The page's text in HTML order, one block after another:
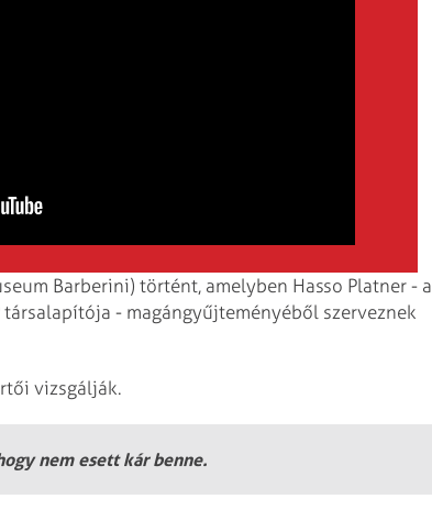
Barberini) történt, amelyben Hasso Platner - a
- magángyűjteményéből szerveznek
vizsgálják.
nem esett kár benne.